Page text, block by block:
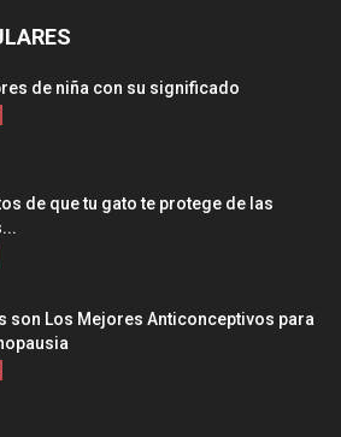
de niña con su significado
de que tu gato te protege de las
son Los Mejores Anticonceptivos para